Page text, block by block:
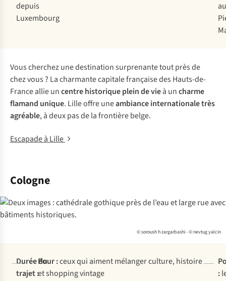
depuis
Luxembourg
Vous cherchez une destination surprenante tout près de
chez vous ? La charmante capitale française des Hauts-de-
France allie uncentre historique plein de vieà uncharme
flamand unique. Lille offre uneambiance internationale très
agréable, à deux pas de la frontière belge.
Escapade à Lille
Cologne
© soroush h zargarbashi - © nevtug yalcin
Durée du
trajet :
Pour :ceux qui aiment mélanger culture, histoire
et shopping vintage
: